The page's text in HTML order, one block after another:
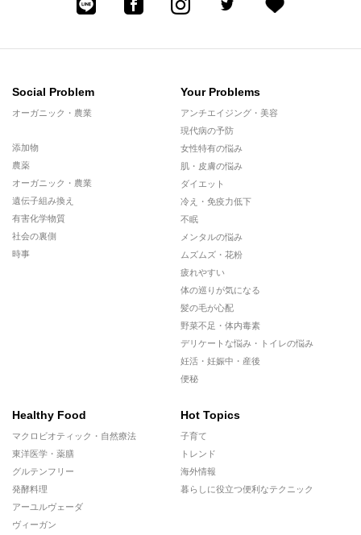
Social Problem
オーガニック・農業
添加物
農薬
オーガニック・農業
遺伝子組み換え
有害化学物質
社会の裏側
時事
Your Problems
アンチエイジング・美容
現代病の予防
女性特有の悩み
肌・皮膚の悩み
ダイエット
冷え・免疫力低下
不眠
メンタルの悩み
ムズムズ・花粉
疲れやすい
体の巡りが気になる
髪の毛が心配
野菜不足・体内毒素
デリケートな悩み・トイレの悩み
妊活・妊娠中・産後
便秘
Healthy Food
マクロビオティック・自然療法
東洋医学・薬膳
グルテンフリー
発酵料理
アーユルヴェーダ
ヴィーガン
Hot Topics
子育て
トレンド
海外情報
暮らしに役立つ便利なテクニック